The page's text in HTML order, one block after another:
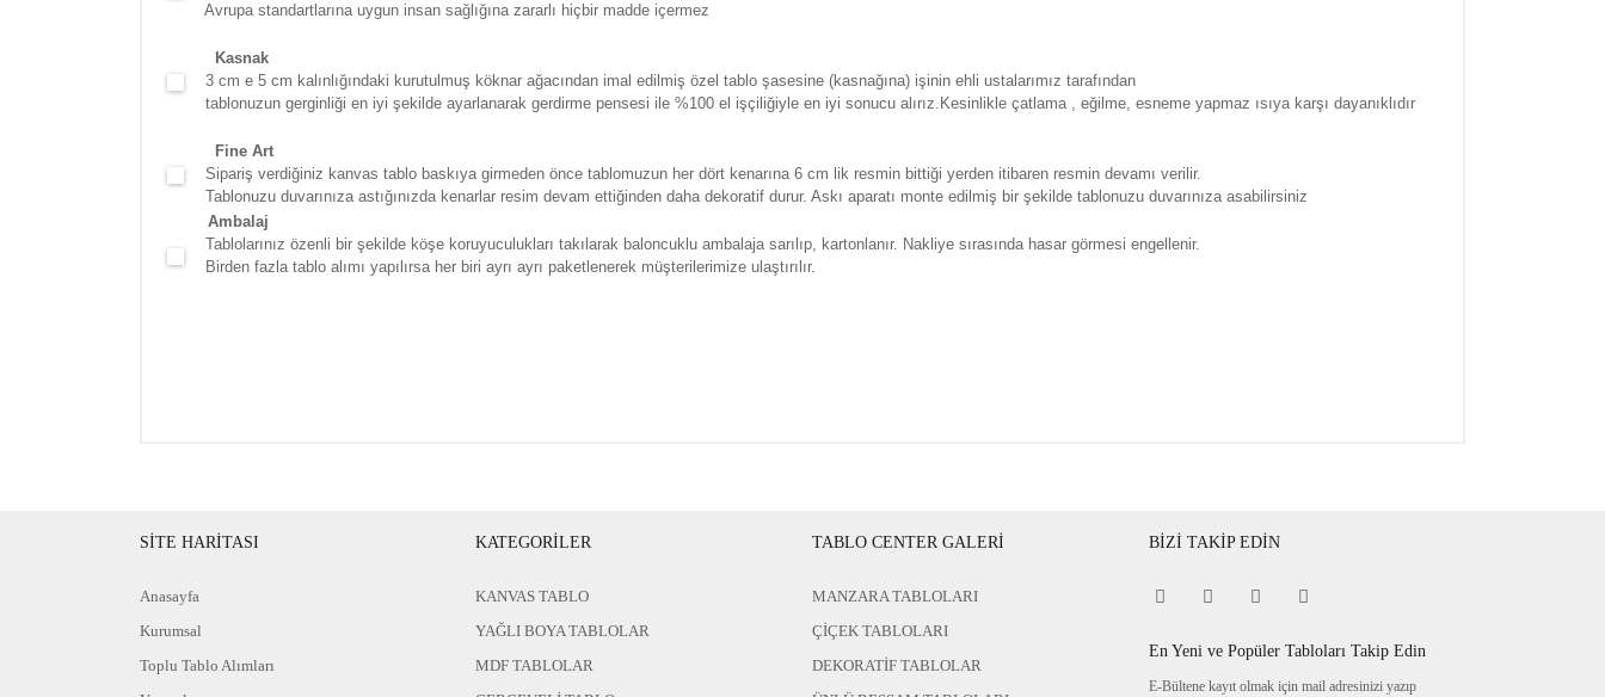
Avrupa standartlarına uygun insan sağlığına zararlı hiçbir madde içermez
Kasnak
3 cm e 5 cm kalınlığındaki kurutulmuş köknar ağacından imal edilmiş özel tablo şasesine (kasnağına) işinin ehli ustalarımız tarafından
tablonuzun gerginliği en iyi şekilde ayarlanarak gerdirme pensesi ile %100 el işçiliğiyle en iyi sonucu alırız.Kesinlikle çatlama , eğilme, esneme yapmaz ısıya karşı dayanıklıdır
Fine Art
Sipariş verdiğiniz kanvas tablo baskıya girmeden önce tablomuzun her dört kenarına 6 cm lik resmin bittiği yerden itibaren resmin devamı verilir.
Tablonuzu duvarınıza astığınızda kenarlar resim devam ettiğinden daha dekoratif durur. Askı aparatı monte edilmiş bir şekilde tablonuzu duvarınıza asabilirsiniz
Ambalaj
Tablolarınız özenli bir şekilde köşe koruyuculukları takılarak baloncuklu ambalaja sarılıp, kartonlanır. Nakliye sırasında hasar görmesi engellenir.
Birden fazla tablo alımı yapılırsa her biri ayrı ayrı paketlenerek müşterilerimize ulaştırılır.
SİTE HARİTASI
Anasayfa
Kurumsal
Toplu Tablo Alımları
KATEGORİLER
KANVAS TABLO
YAĞLI BOYA TABLOLAR
MDF TABLOLAR
TABLO CENTER GALERİ
MANZARA TABLOLARI
ÇİÇEK TABLOLARI
DEKORATİF TABLOLAR
BİZİ TAKİP EDİN
En Yeni ve Popüler Tabloları Takip Edin
E-Bültene kayıt olmak için mail adresinizi yazıp